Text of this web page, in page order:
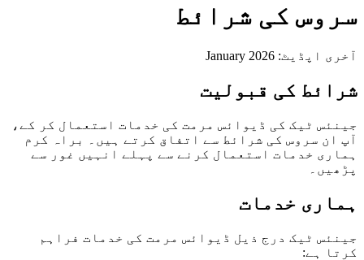
سروس کی شرائط
آخری اپڈیٹ: January 2026
شرائط کی قبولیت
جینئس ٹیک کی ڈیوائس مرمت کی خدمات استعمال کر کے،
آپ ان سروس کی شرائط سے اتفاق کرتے ہیں۔ براہ کرم
ہماری خدمات استعمال کرنے سے پہلے انہیں غور سے
پڑھیں۔
ہماری خدمات
جینئس ٹیک درج ذیل ڈیوائس مرمت کی خدمات فراہم
کرتا ہے: